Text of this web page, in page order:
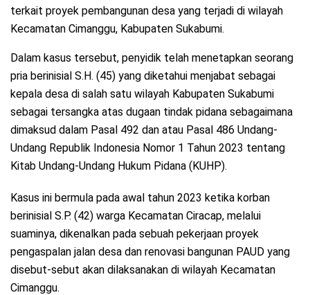
terkait proyek pembangunan desa yang terjadi di wilayah
Kecamatan Cimanggu, Kabupaten Sukabumi.
Dalam kasus tersebut, penyidik telah menetapkan seorang
pria berinisial S.H. (45) yang diketahui menjabat sebagai
kepala desa di salah satu wilayah Kabupaten Sukabumi
sebagai tersangka atas dugaan tindak pidana sebagaimana
dimaksud dalam Pasal 492 dan atau Pasal 486 Undang-
Undang Republik Indonesia Nomor 1 Tahun 2023 tentang
Kitab Undang-Undang Hukum Pidana (KUHP).
Kasus ini bermula pada awal tahun 2023 ketika korban
berinisial S.P. (42) warga Kecamatan Ciracap, melalui
suaminya, dikenalkan pada sebuah pekerjaan proyek
pengaspalan jalan desa dan renovasi bangunan PAUD yang
disebut-sebut akan dilaksanakan di wilayah Kecamatan
Cimanggu.